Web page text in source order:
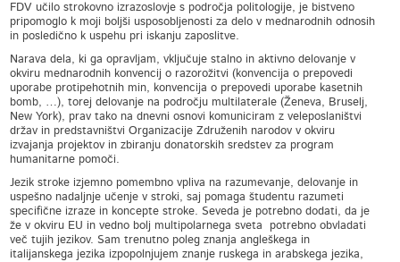
FDV učilo strokovno izrazoslovje s področja politologije, je bistveno
pripomoglo k moji boljši usposobljenosti za delo v mednarodnih odnosih
in posledično k uspehu pri iskanju zaposlitve.
Narava dela, ki ga opravljam, vključuje stalno in aktivno delovanje v
okviru mednarodnih konvencij o razorožitvi (konvencija o prepovedi
uporabe protipehotnih min, konvencija o prepovedi uporabe kasetnih
bomb, …), torej delovanje na področju multilaterale (Ženeva, Bruselj,
New York), prav tako na dnevni osnovi komuniciram z veleposlaništvi
držav in predstavništvi Organizacije Združenih narodov v okviru
izvajanja projektov in zbiranju donatorskih sredstev za program
humanitarne pomoči.
Jezik stroke izjemno pomembno vpliva na razumevanje, delovanje in
uspešno nadaljnje učenje v stroki, saj pomaga študentu razumeti
specifične izraze in koncepte stroke. Seveda je potrebno dodati, da je
že v okviru EU in vedno bolj multipolarnega sveta potrebno obvladati
več tujih jezikov. Sam trenutno poleg znanja angleškega in
italijanskega jezika izpopolnjujem znanje ruskega in arabskega jezika,